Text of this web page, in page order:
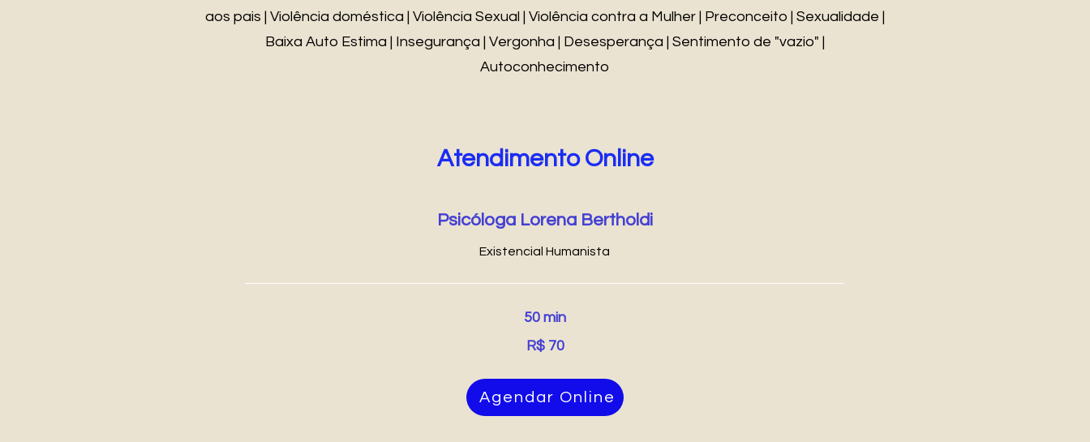
aos pais | Violência doméstica | Violência Sexual | Violência contra a Mulher | Preconceito | Sexualidade |
Baixa Auto Estima | Insegurança | Vergonha | Desesperança | Sentimento de "vazio" |
Autoconhecimento
Atendimento Online
Psicóloga Lorena Bertholdi
Existencial Humanista
50 min
R$ 70
Agendar Online